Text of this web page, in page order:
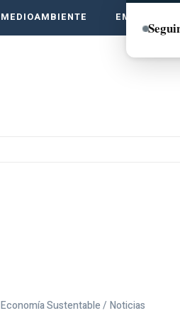
MEDIOAMBIENTE EMPRENDE
Economía Sustentable / Noticias